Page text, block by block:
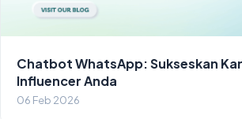
Chatbot WhatsApp: Sukseskan
Influencer Anda
06 Feb 2026